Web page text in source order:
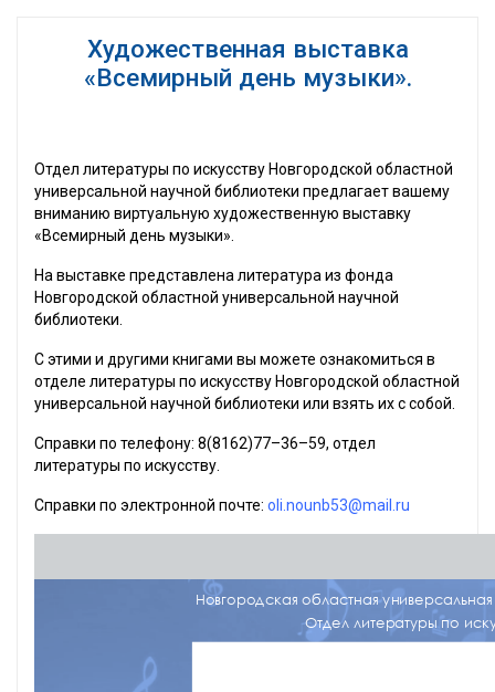
Художественная выставка
«Всемирный день музыки».
Отдел литературы по искусству Новгородской областной
универсальной научной библиотеки предлагает вашему
вниманию виртуальную художественную выставку
«Всемирный день музыки».
На выставке представлена литература из фонда
Новгородской областной универсальной научной
библиотеки.
С этими и другими книгами вы можете ознакомиться в
отделе литературы по искусству Новгородской областной
универсальной научной библиотеки или взять их с собой.
Справки по телефону: 8(8162)77–36–59, отдел
литературы по искусству.
Справки по электронной почте: oli.nounb53@mail.ru